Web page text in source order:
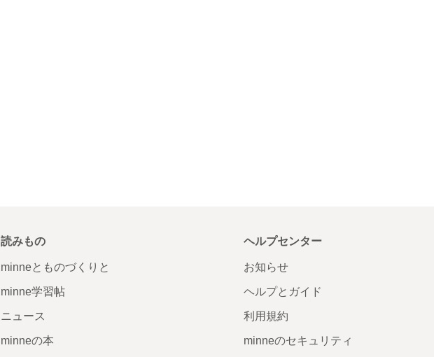
読みもの
minneとものづくりと
minne学習帖
ニュース
minneの本
ヘルプセンター
お知らせ
ヘルプとガイド
利用規約
minneのセキュリティ